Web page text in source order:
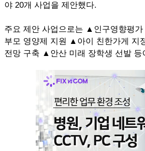
야 20개 사업을 제안했다.
주요 제안 사업으로는 ▲인구영향평
부모 영양제 지원 ▲아이 친한가게 지
전망 구축 ▲안산 미래 장학생 선발 등